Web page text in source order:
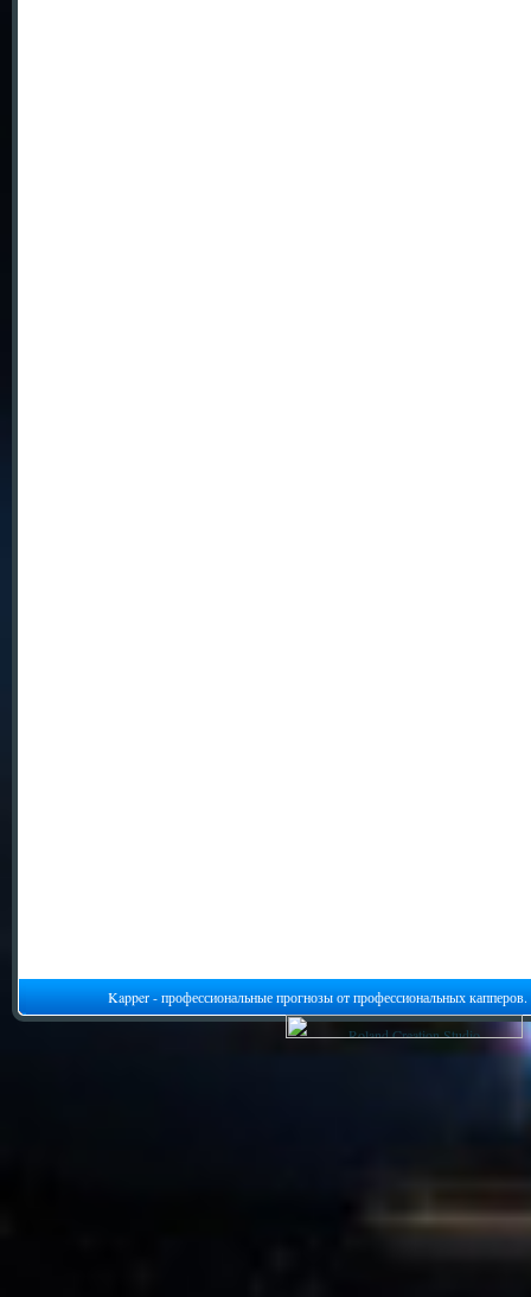
Kapper - профессиональные прогнозы от профессиональных